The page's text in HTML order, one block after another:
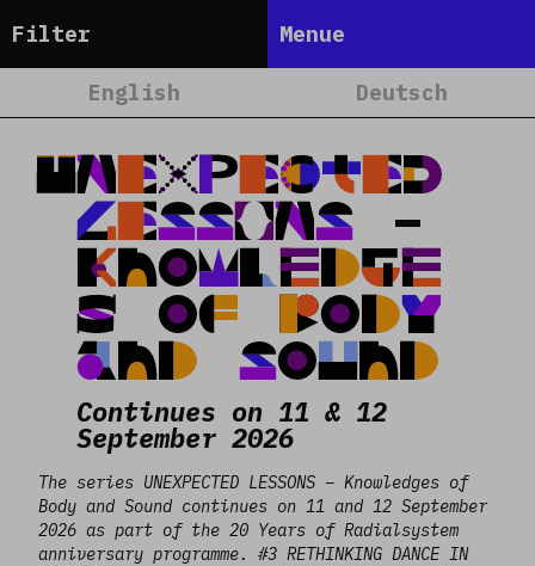
Talking Objects
Filter
Frankfurt
Dakar
Lagos
Satellites
Berlin
Nairobi
Menue
Home
About
Projets
Calendrier
Blog
People
Team
Media
Contact
English Deutsch
UNEXPECTED
LESSONS -
Knowledge
s of Body
and Sound
Continues on 11 & 12
September 2026
The series UNEXPECTED LESSONS – Knowledges of
Body and Sound continues on 11 and 12 September
2026 as part of the 20 Years of Radialsystem
anniversary programme. #3 RETHINKING DANCE IN